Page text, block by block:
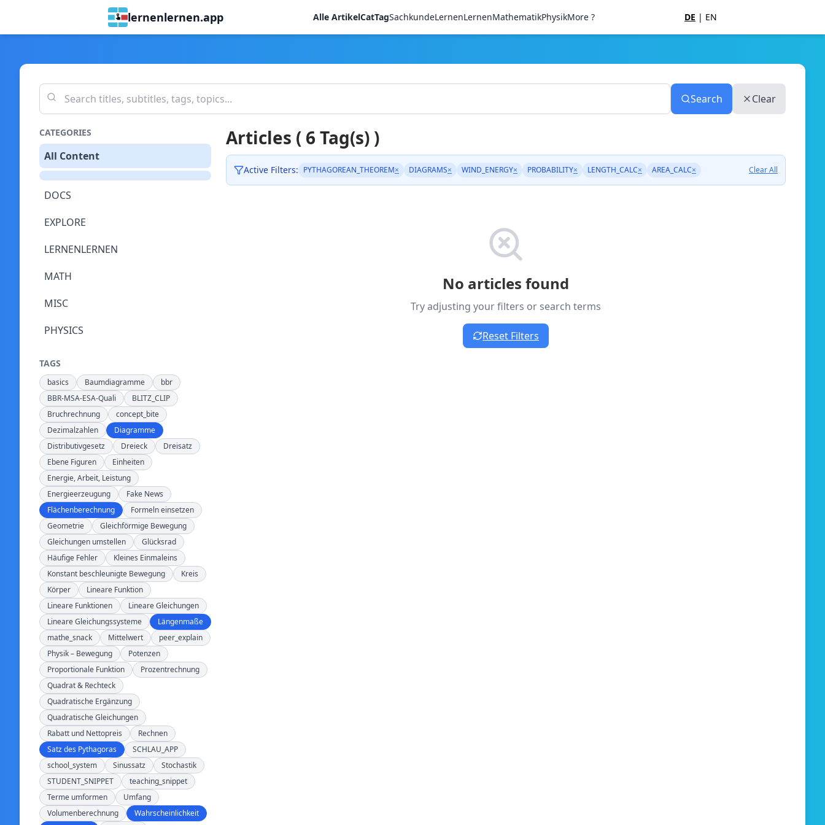
lernenlernen.app Alle ArtikelCatTagSachkundeLernenLernenMathematikPhysikMore ? DE | EN
Search Clear
CATEGORIES
All Content
DOCS
EXPLORE
LERNENLERNEN
MATH
MISC
PHYSICS
TAGS
basics Baumdiagramme
bbr
BBR-MSA-ESA-Quali
BLITZ_CLIP
Bruchrechnung
concept_bite
Dezimalzahlen
Diagramme
Distributivgesetz
Dreieck
Dreisatz
Ebene Figuren
Einheiten
Energie, Arbeit, Leistung
Energieerzeugung
Fake News
Flächenberechnung
Formeln einsetzen
Geometrie
Gleichförmige Bewegung
Gleichungen umstellen
Glücksrad
Häufige Fehler
Kleines Einmaleins
Konstant beschleunigte Bewegung
Kreis
Körper
Lineare Funktion
Lineare Funktionen
Lineare Gleichungen
Lineare Gleichungssysteme
Längenmaße
mathe_snack
Mittelwert
peer_explain
Physik – Bewegung
Potenzen
Proportionale Funktion
Prozentrechnung
Quadrat & Rechteck
Quadratische Ergänzung
Quadratische Gleichungen
Rabatt und Nettopreis
Rechnen
Satz des Pythagoras
SCHLAU_APP
school_system
Sinussatz
Stochastik
STUDENT_SNIPPET
teaching_snippet
Terme umformen
Umfang
Volumenberechnung
Wahrscheinlichkeit
Articles ( 6 Tag(s) )
Active Filters: PYTHAGOREAN_THEOREM× DIAGRAMS× WIND_ENERGY× PROBABILITY× LENGTH_CALC× AREA_CALC× Clear All
No articles found
Try adjusting your filters or search terms
Reset Filters